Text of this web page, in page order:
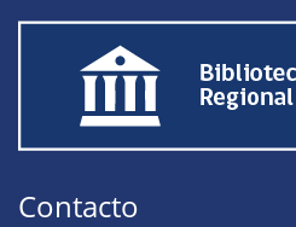
Contacto